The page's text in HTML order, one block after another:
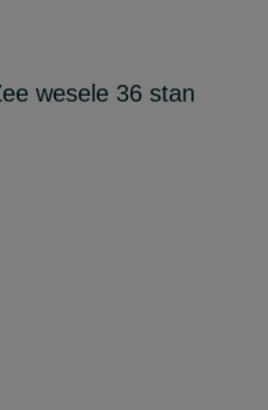
wesele 36 stan